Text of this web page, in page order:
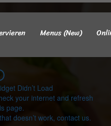
Menus (New)
Didn’t Load
your internet and refresh
page.
doesn’t work, contact us.